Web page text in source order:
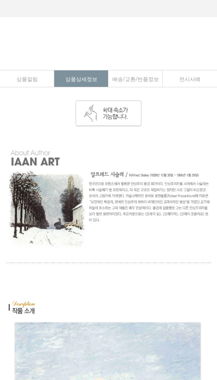
상품알림 상품상세정보 배송/교환/반품정보 전시사례